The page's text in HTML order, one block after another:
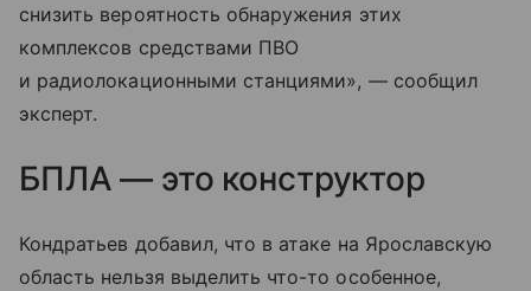
снизить вероятность обнаружения этих
комплексов средствами ПВО
и радиолокационными станциями», — сообщил
эксперт.
БПЛА — это конструктор
Кондратьев добавил, что в атаке на Ярославскую
область нельзя выделить что-то особенное,